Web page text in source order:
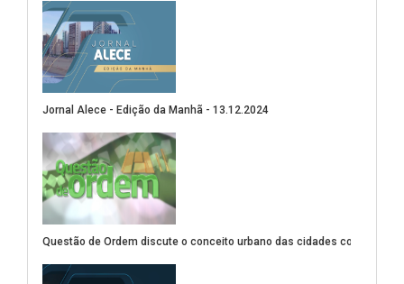
(Abre em nova janela)
Jornal Alece - Edição da Manhã - 13.12.2024
(Abre em nova janela)
Questão de Ordem discute o conceito urbano das cidades compactas
(Abre em nova janela)